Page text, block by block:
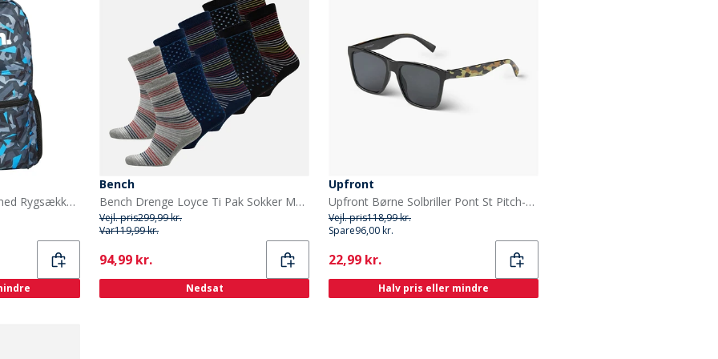
Bench Børn Logo Patterned Rygsække Flerfarvet
Bench
Bench Drenge Loyce Ti Pak Sokker Multi
Vejl. pris299,99 kr.
Var119,99 kr.
Current
94,99 kr.
Nedsat
Upfront
Upfront Børne Solbriller Pont St Pitch-Dark
Vejl. pris118,99 kr.
Spare96,00 kr.
Current
22,99 kr.
Halv pris eller mindre